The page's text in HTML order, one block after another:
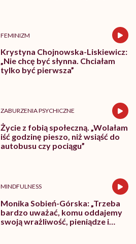
FEMINIZM
Krystyna Chojnowska-Liskiewicz:
„Nie chcę być słynna. Chciałam
tylko być pierwsza”
ZABURZENIA PSYCHICZNE
Życie z fobią społeczną. „Wolałam
iść godzinę pieszo, niż wsiąść do
autobusu czy pociągu”
MINDFULNESS
Monika Sobień-Górska: „Trzeba
bardzo uważać, komu oddajemy
swoją wrażliwość, pieniądze i